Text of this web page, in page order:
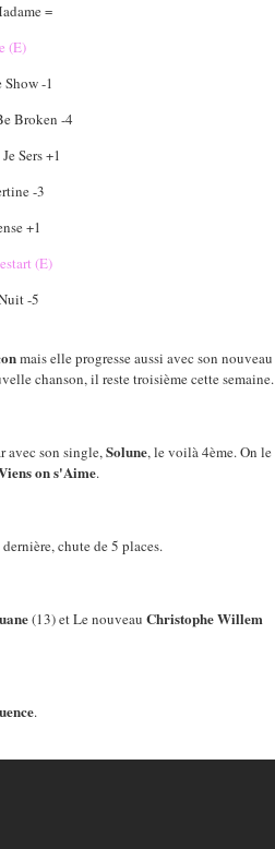
=
(E)
-1
Broken -4
Sers +1
-3
+1
(E)
-5
mais elle progresse aussi avec son nouveau
chanson, il reste troisième cette semaine.
avec son single,Solune, le voilà 4ème. On le
on s'Aime.
chute de 5 places.
(13) et Le nouveau Christophe Willem
.